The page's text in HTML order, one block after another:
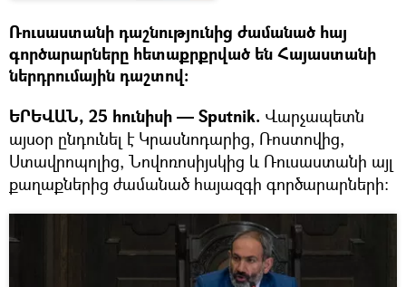
Ռուսաստանի դաշնությունից ժամանած հայ
գործարարները հետաքրքրված են Հայաստանի
ներդրումային դաշտով։
ԵՐԵՎԱՆ, 25 hունիսի — Sputnik. Վարչապետն
այսօր ընդունել է Կրասնոդարից, Ռոստովից,
Ստավրոպոլից, Նովոռոսիյսկից և Ռուսաստանի այլ
քաղաքներից ժամանած հայազգի գործարարների: